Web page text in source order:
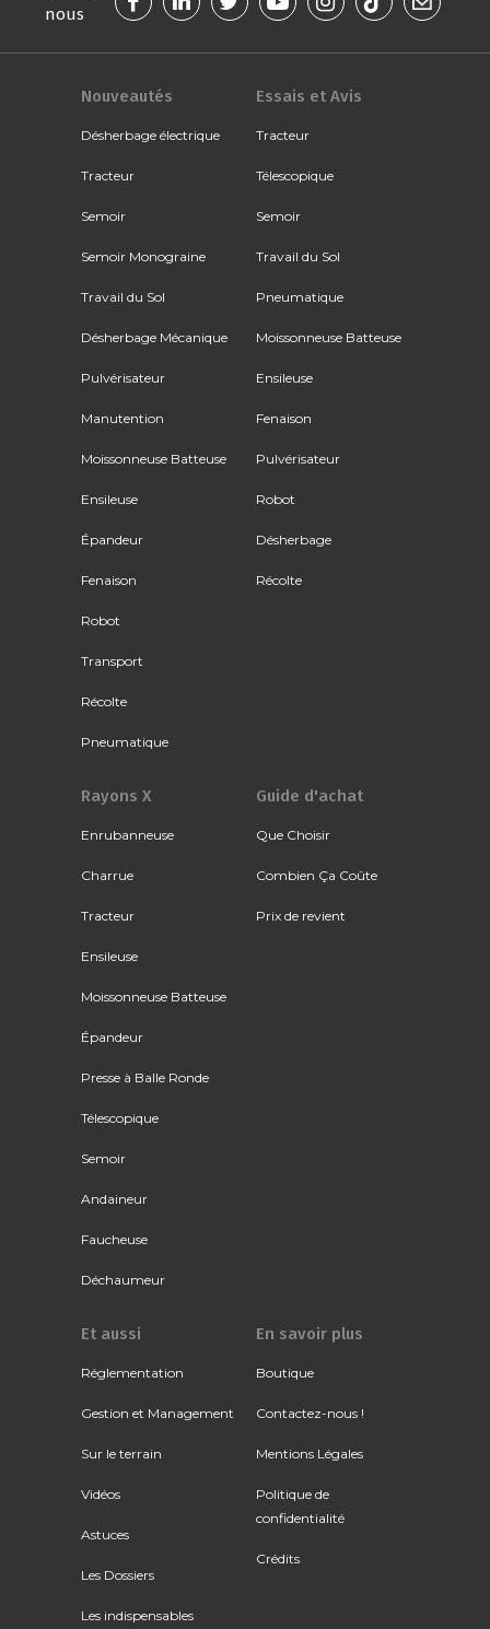
nous
Nouveautés
Désherbage électrique
Tracteur
Semoir
Semoir Monograine
Travail du Sol
Désherbage Mécanique
Pulvérisateur
Manutention
Moissonneuse Batteuse
Ensileuse
Épandeur
Fenaison
Robot
Transport
Récolte
Pneumatique
Essais et Avis
Tracteur
Télescopique
Semoir
Travail du Sol
Pneumatique
Moissonneuse Batteuse
Ensileuse
Fenaison
Pulvérisateur
Robot
Désherbage
Récolte
Rayons X
Enrubanneuse
Charrue
Tracteur
Ensileuse
Moissonneuse Batteuse
Épandeur
Presse à Balle Ronde
Télescopique
Semoir
Andaineur
Faucheuse
Déchaumeur
Guide d'achat
Que Choisir
Combien Ça Coûte
Prix de revient
Et aussi
Réglementation
Gestion et Management
Sur le terrain
Vidéos
Astuces
Les Dossiers
Les indispensables
En savoir plus
Boutique
Contactez-nous !
Mentions Légales
Politique de
confidentialité
Crédits